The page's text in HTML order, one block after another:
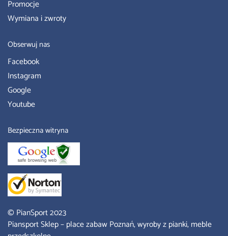
Promocje
Wymiana i zwroty
Obserwuj nas
Facebook
Instagram
Google
Youtube
Bezpieczna witryna
© PianSport 2023
Piansport Sklep– place zabaw Poznań, wyroby z pianki, meble